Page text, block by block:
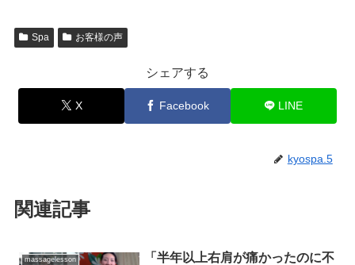
Spa お客様の声
シェアする
X Facebook LINE
kyospa.5
関連記事
massagelesson
「半年以上右肩が痛かったのに不